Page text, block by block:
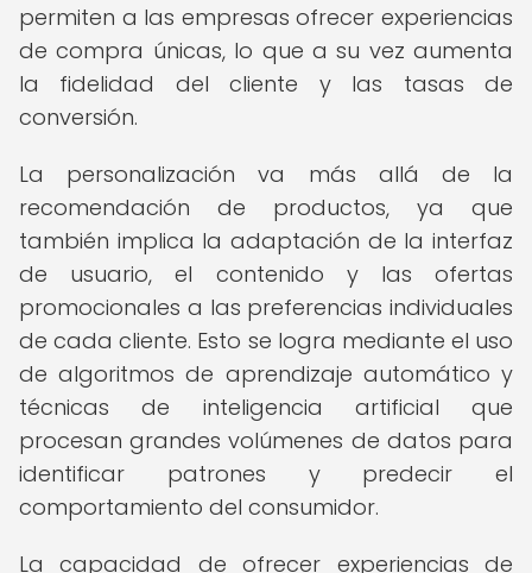
permiten a las empresas ofrecer experiencias
de compra únicas, lo que a su vez aumenta
la fidelidad del cliente y las tasas de
conversión.
La personalización va más allá de la
recomendación de productos, ya que
también implica la adaptación de la interfaz
de usuario, el contenido y las ofertas
promocionales a las preferencias individuales
de cada cliente. Esto se logra mediante el uso
de algoritmos de aprendizaje automático y
técnicas de inteligencia artificial que
procesan grandes volúmenes de datos para
identificar patrones y predecir el
comportamiento del consumidor.
La capacidad de ofrecer experiencias de